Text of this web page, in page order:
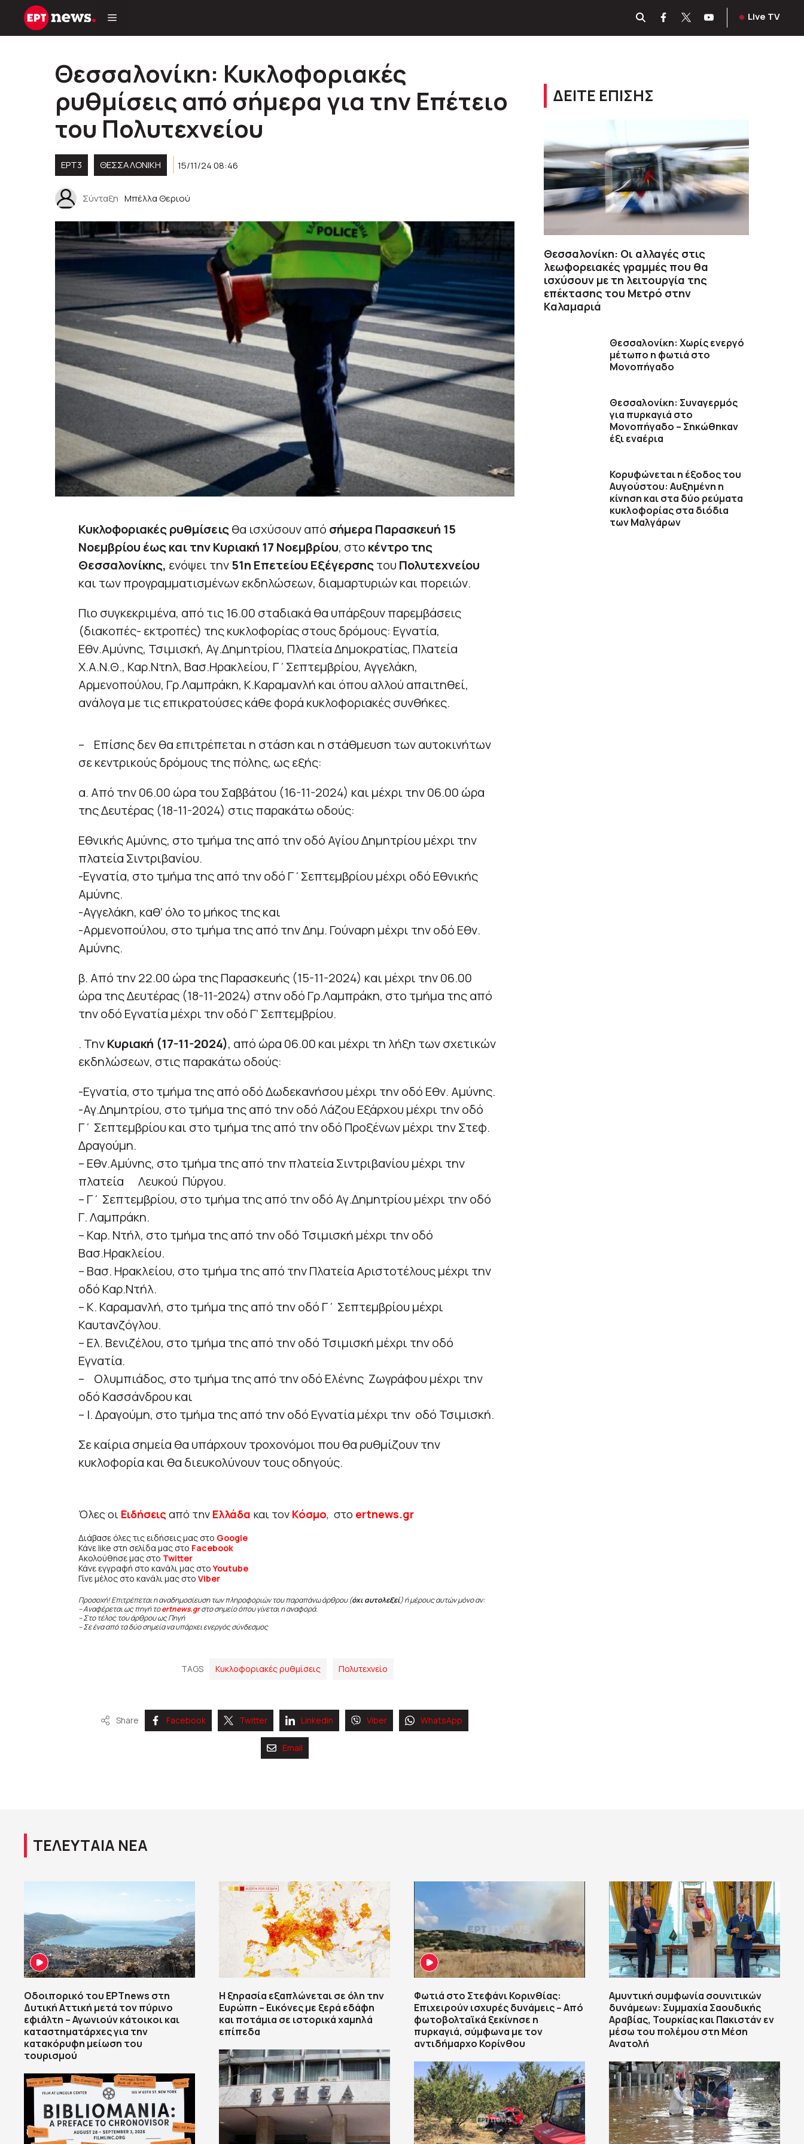
Μετάβαση
Live TV
Θεσσαλονίκη: Κυκλοφοριακές
ρυθμίσεις από σήμερα για την Επέτειο
του Πολυτεχνείου
ΕΡΤ3 ΘΕΣΣΑΛΟΝΙΚΗ 15/11/24 08:46
Σύνταξη Μπέλλα Θεριού
Κυκλοφοριακές ρυθμίσειςθα ισχύσουν από σήμερα Παρασκευή 15
Νοεμβρίου έως και την Κυριακή 17 Νοεμβρίου, στο κέντρο της
Θεσσαλονίκης, ενόψει την51η Επετείου Εξέγερσηςτου Πολυτεχνείου
και των προγραμματισμένων εκδηλώσεων, διαμαρτυριών και πορειών.
Πιο συγκεκριμένα, από τις 16.00 σταδιακά θα υπάρξουν παρεμβάσεις
(διακοπές- εκτροπές) της κυκλοφορίας στους δρόμους: Εγνατία,
Εθν.Αμύνης, Τσιμισκή, Αγ.Δημητρίου, Πλατεία Δημοκρατίας, Πλατεία
Χ.Α.Ν.Θ., Καρ.Ντηλ, Βασ.Ηρακλείου, Γ΄Σεπτεμβρίου, Αγγελάκη,
Αρμενοπούλου, Γρ.Λαμπράκη, Κ.Καραμανλή και όπου αλλού απαιτηθεί,
ανάλογα με τις επικρατούσες κάθε φορά κυκλοφοριακές συνθήκες.
– Επίσης δεν θα επιτρέπεται η στάση και η στάθμευση των αυτοκινήτων
σε κεντρικούς δρόμους της πόλης, ως εξής:
α. Από την 06.00 ώρα του Σαββάτου (16-11-2024) και μέχρι την 06.00 ώρα
της Δευτέρας (18-11-2024) στις παρακάτω οδούς:
Εθνικής Αμύνης, στο τμήμα της από την οδό Αγίου Δημητρίου μέχρι την
πλατεία Σιντριβανίου.
-Εγνατία, στο τμήμα της από την οδό Γ΄Σεπτεμβρίου μέχρι οδό Εθνικής
Αμύνης.
-Αγγελάκη, καθ’ όλο το μήκος της και
-Αρμενοπούλου, στο τμήμα της από την Δημ. Γούναρη μέχρι την οδό Εθν.
Αμύνης.
β. Από την 22.00 ώρα της Παρασκευής (15-11-2024) και μέχρι την 06.00
ώρα της Δευτέρας (18-11-2024) στην οδό Γρ.Λαμπράκη, στο τμήμα της από
την οδό Εγνατία μέχρι την οδό Γ’ Σεπτεμβρίου.
. ΤηνΚυριακή (17-11-2024), από ώρα 06.00 και μέχρι τη λήξη των σχετικών
εκδηλώσεων, στις παρακάτω οδούς:
-Εγνατία, στο τμήμα της από οδό Δωδεκανήσου μέχρι την οδό Εθν. Αμύνης.
-Αγ.Δημητρίου, στο τμήμα της από την οδό Λάζου Εξάρχου μέχρι την οδό
Γ΄ Σεπτεμβρίου και στο τμήμα της από την οδό Προξένων μέχρι την Στεφ.
Δραγούμη.
– Εθν.Αμύνης, στο τμήμα της από την πλατεία Σιντριβανίου μέχρι την
πλατεία Λευκού Πύργου.
– Γ΄ Σεπτεμβρίου, στο τμήμα της από την οδό Αγ.Δημητρίου μέχρι την οδό
Γ. Λαμπράκη.
– Καρ. Ντήλ, στο τμήμα της από την οδό Τσιμισκή μέχρι την οδό
Βασ.Ηρακλείου.
– Βασ. Ηρακλείου, στο τμήμα της από την Πλατεία Αριστοτέλους μέχρι την
οδό Καρ.Ντήλ.
– Κ. Καραμανλή, στο τμήμα της από την οδό Γ΄ Σεπτεμβρίου μέχρι
Καυτανζόγλου.
– Ελ. Βενιζέλου, στο τμήμα της από την οδό Τσιμισκή μέχρι την οδό
Εγνατία.
– Ολυμπιάδος, στο τμήμα της από την οδό Ελένης Ζωγράφου μέχρι την
οδό Κασσάνδρου και
– Ι. Δραγούμη, στο τμήμα της από την οδό Εγνατία μέχρι την οδό Τσιμισκή.
Σε καίρια σημεία θα υπάρχουν τροχονόμοι που θα ρυθμίζουν την
κυκλοφορία και θα διευκολύνουν τους οδηγούς.
Όλες οι Ειδήσεις από την Ελλάδα και τον Κόσμο, στο ertnews.gr
Διάβασε όλες τις ειδήσεις μας στο Google
Κάνε like στη σελίδα μας στο Facebook
Ακολούθησε μας στο Twitter
Κάνε εγγραφή στο κανάλι μας στοYoutube
Γίνε μέλος στο κανάλι μας στο Viber
Προσοχή! Επιτρέπεται η αναδημοσίευση των πληροφοριών του παραπάνω άρθρου (όχι αυτολεξεί) ή μέρους αυτών μόνο αν:
– Αναφέρεται ως πηγή τοertnews.gr στο σημείο όπου γίνεται η αναφορά.
– Στο τέλος του άρθρου ως Πηγή
– Σε ένα από τα δύο σημεία να υπάρχει ενεργός σύνδεσμος
TAGS Κυκλοφοριακές ρυθμίσεις Πολυτεχνείο
Share Facebook Twitter Linkedin Viber WhatsApp
Email
ΔΕΙΤΕ ΕΠΙΣΗΣ
Θεσσαλονίκη: Οι αλλαγές στις
λεωφορειακές γραμμές που θα
ισχύσουν με τη λειτουργία της
επέκτασης του Μετρό στην
Καλαμαριά
Θεσσαλονίκη: Χωρίς ενεργό
μέτωπο η φωτιά στο
Μονοπήγαδο
Θεσσαλονίκη: Συναγερμός
για πυρκαγιά στο
Μονοπήγαδο – Σηκώθηκαν
έξι εναέρια
Κορυφώνεται η έξοδος του
Αυγούστου: Αυξημένη η
κίνηση και στα δύο ρεύματα
κυκλοφορίας στα διόδια
των Μαλγάρων
ΤΕΛΕΥΤΑΙΑ ΝΕΑ
Οδοιπορικό του ΕΡΤnews στη
Δυτική Αττική μετά τον πύρινο
εφιάλτη – Αγωνιούν κάτοικοι και
καταστηματάρχες για την
κατακόρυφη μείωση του
τουρισμού
Η ξηρασία εξαπλώνεται σε όλη την
Ευρώπη – Εικόνες με ξερά εδάφη
και ποτάμια σε ιστορικά χαμηλά
επίπεδα
Φωτιά στο Στεφάνι Κορινθίας:
Επιχειρούν ισχυρές δυνάμεις – Από
φωτοβολταϊκά ξεκίνησε η
πυρκαγιά, σύμφωνα με τον
αντιδήμαρχο Κορίνθου
Αμυντική συμφωνία σουνιτικών
δυνάμεων: Συμμαχία Σαουδικής
Αραβίας, Τουρκίας και Πακιστάν εν
μέσω του πολέμου στη Μέση
Ανατολή